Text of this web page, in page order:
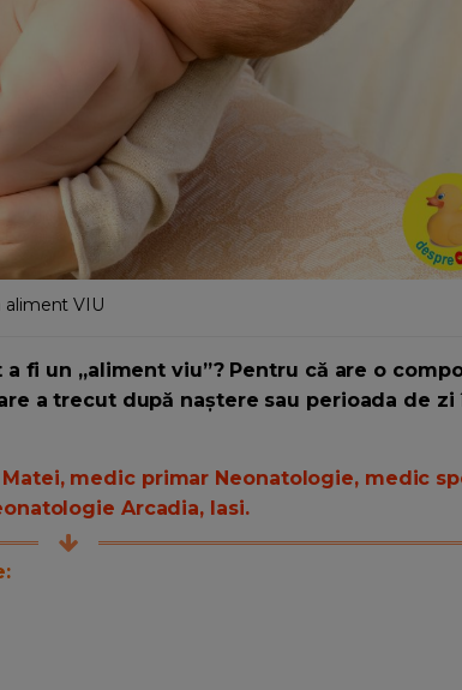
aliment VIU
fi un „aliment viu”? Pentru că are o
a trecut după naștere sau perioada de zi
medic primar Neonatologie, medic
Arcadia, Iasi.